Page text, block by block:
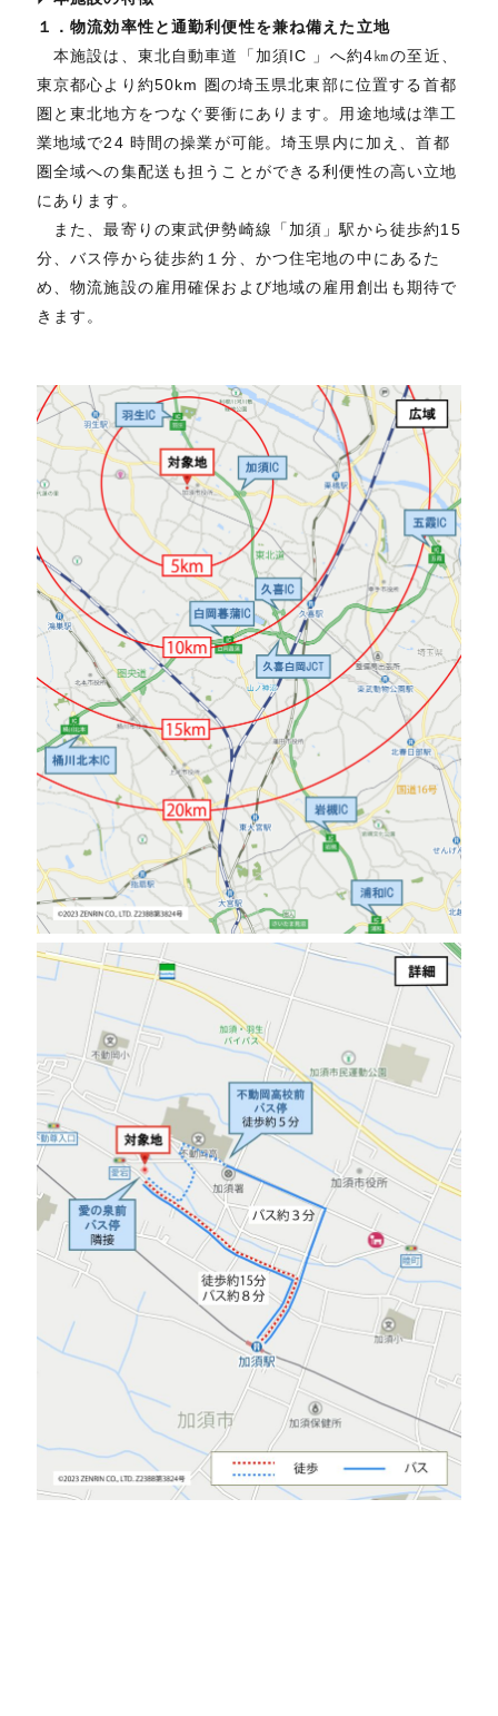
１．物流効率性と通勤利便性を兼ね備えた立地
本施設は、東北自動車道「加須IC 」へ約4㎞の至近、
東京都心より約50km 圏の埼玉県北東部に位置する首都
圏と東北地方をつなぐ要衝にあります。用途地域は準工
業地域で24 時間の操業が可能。埼玉県内に加え、首都
圏全域への集配送も担うことができる利便性の高い立地
にあります。
また、最寄りの東武伊勢崎線「加須」駅から徒歩約15
分、バス停から徒歩約１分、かつ住宅地の中にあるた
め、物流施設の雇用確保および地域の雇用創出も期待で
きます。